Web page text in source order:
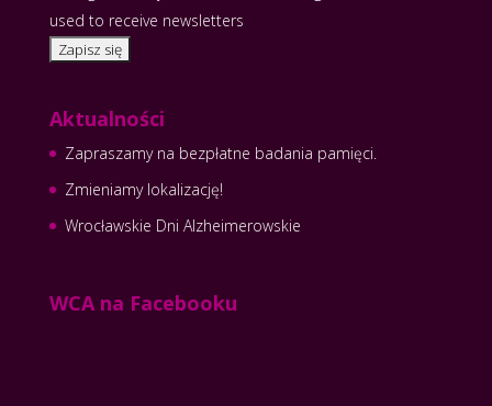
used to receive newsletters
Aktualności
Zapraszamy na bezpłatne badania pamięci.
Zmieniamy lokalizację!
Wrocławskie Dni Alzheimerowskie
WCA na Facebooku